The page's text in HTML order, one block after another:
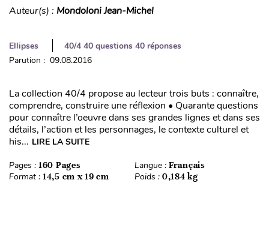
Auteur(s) : Mondoloni Jean-Michel
Ellipses
40/4 40 questions 40 réponses
Parution : 09.08.2016
La collection 40/4 propose au lecteur trois buts : connaître,
comprendre, construire une réflexion • Quarante questions
pour connaître l’oeuvre dans ses grandes lignes et dans ses
détails, l’action et les personnages, le contexte culturel et
his... LIRE LA SUITE
Pages : 160 Pages Langue : Français
Format : 14,5 cm x 19 cm Poids : 0,184 kg